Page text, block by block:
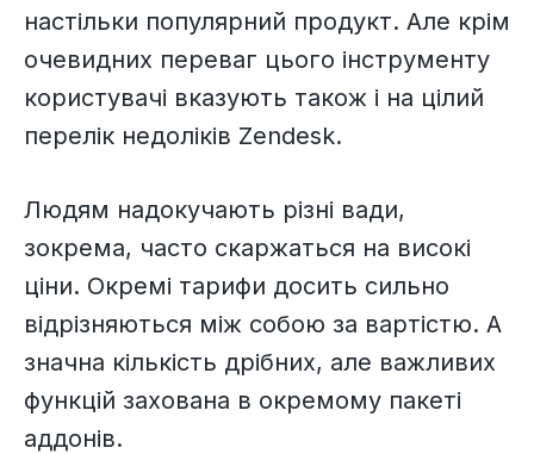
настільки популярний продукт. Але крім
очевидних переваг цього інструменту
користувачі вказують також і на цілий
перелік недоліків Zendesk.
Людям надокучають різні вади,
зокрема, часто скаржаться на високі
ціни. Окремі тарифи досить сильно
відрізняються між собою за вартістю. А
значна кількість дрібних, але важливих
функцій захована в окремому пакеті
аддонів.